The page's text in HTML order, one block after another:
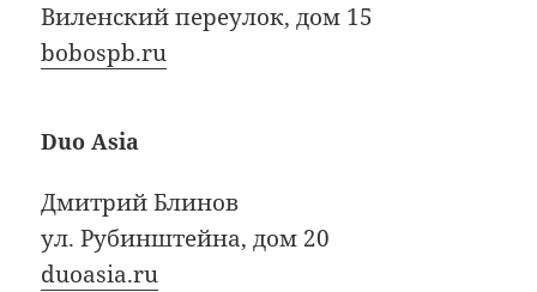
Виленский переулок, дом 15
bobospb.ru
Duo Asia
Дмитрий Блинов
ул. Рубинштейна, дом 20
duoasia.ru